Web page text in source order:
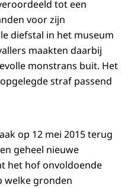
tot een
voor zijn
diefstal in het museum
maakten daarbij
monstrans buit. Het
straf passend
op 12 mei 2015 terug
geheel nieuwe
het hof onvoldoende
welke gronden